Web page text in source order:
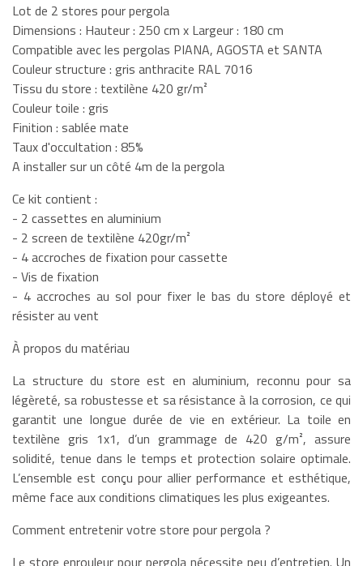
Lot de 2 stores pour pergola
Dimensions : Hauteur : 250 cm x Largeur : 180 cm
Compatible avec les pergolas PIANA, AGOSTA et SANTA
Couleur structure : gris anthracite RAL 7016
Tissu du store : textilène 420 gr/m²
Couleur toile : gris
Finition : sablée mate
Taux d'occultation : 85%
A installer sur un côté 4m de la pergola
Ce kit contient :
- 2 cassettes en aluminium
- 2 screen de textilène 420gr/m²
- 4 accroches de fixation pour cassette
- Vis de fixation
- 4 accroches au sol pour fixer le bas du store déployé et
résister au vent
À propos du matériau
La structure du store est en aluminium, reconnu pour sa
légèreté, sa robustesse et sa résistance à la corrosion, ce qui
garantit une longue durée de vie en extérieur. La toile en
textilène gris 1x1, d’un grammage de 420 g/m², assure
solidité, tenue dans le temps et protection solaire optimale.
L’ensemble est conçu pour allier performance et esthétique,
même face aux conditions climatiques les plus exigeantes.
Comment entretenir votre store pour pergola ?